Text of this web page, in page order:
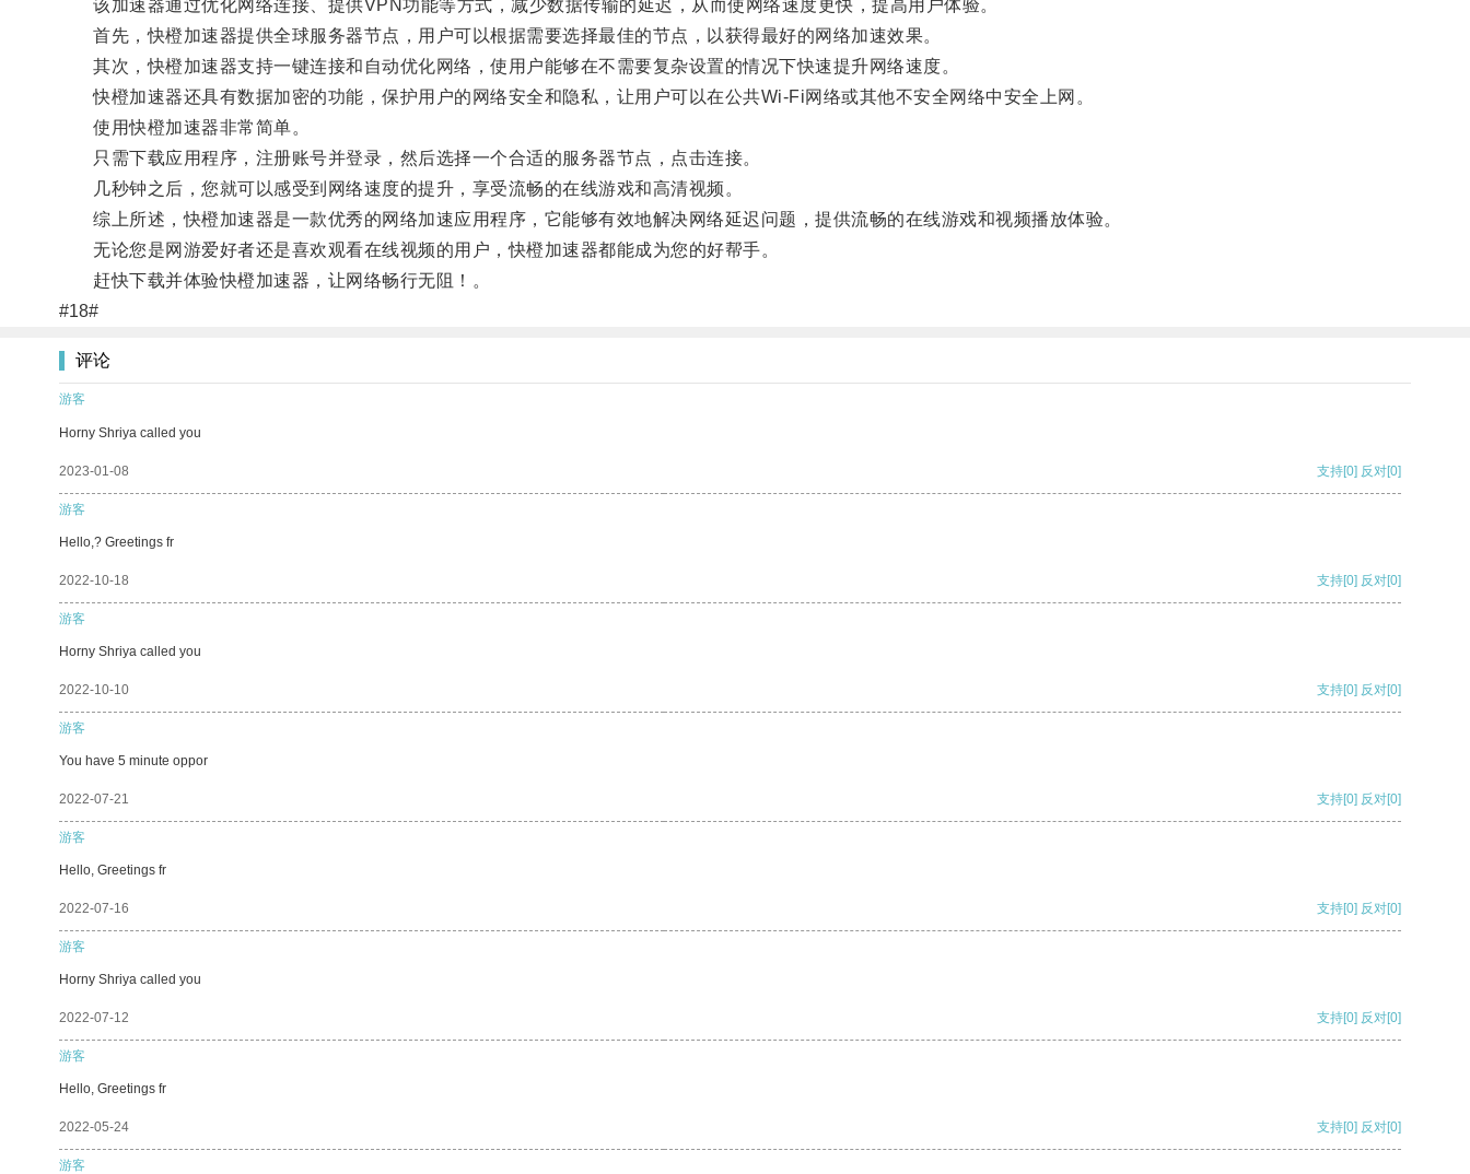
该加速器通过优化网络连接、提供VPN功能等方式，减少数据传输的延迟，从而使网络速度更快，提高用户体验。
首先，快橙加速器提供全球服务器节点，用户可以根据需要选择最佳的节点，以获得最好的网络加速效果。
其次，快橙加速器支持一键连接和自动优化网络，使用户能够在不需要复杂设置的情况下快速提升网络速度。
快橙加速器还具有数据加密的功能，保护用户的网络安全和隐私，让用户可以在公共Wi-Fi网络或其他不安全网络中安全上网。
使用快橙加速器非常简单。
只需下载应用程序，注册账号并登录，然后选择一个合适的服务器节点，点击连接。
几秒钟之后，您就可以感受到网络速度的提升，享受流畅的在线游戏和高清视频。
综上所述，快橙加速器是一款优秀的网络加速应用程序，它能够有效地解决网络延迟问题，提供流畅的在线游戏和视频播放体验。
无论您是网游爱好者还是喜欢观看在线视频的用户，快橙加速器都能成为您的好帮手。
赶快下载并体验快橙加速器，让网络畅行无阻！。
#18#
评论
游客
Horny Shriya called you
2023-01-08 支持[0] 反对[0]
游客
Hello,? Greetings fr
2022-10-18 支持[0] 反对[0]
游客
Horny Shriya called you
2022-10-10 支持[0] 反对[0]
游客
You have 5 minute oppor
2022-07-21 支持[0] 反对[0]
游客
Hello, Greetings fr
2022-07-16 支持[0] 反对[0]
游客
Horny Shriya called you
2022-07-12 支持[0] 反对[0]
游客
Hello, Greetings fr
2022-05-24 支持[0] 反对[0]
游客